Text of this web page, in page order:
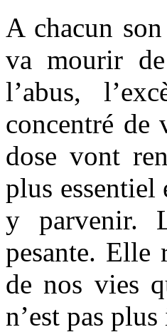
A chacun
va mourir
l’abus,
concentré de
dose vont
plus
y parvenir.
pesante. Elle
de nos vies
n’est pas